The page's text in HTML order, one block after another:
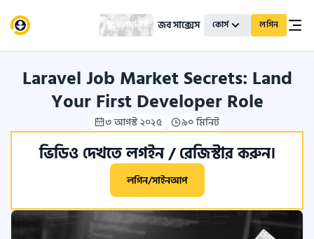
স্কলারশিপ জব সাক্সেস কোর্স লগিন
Laravel Job Market Secrets: Land
Your First Developer Role
৩ আগস্ট ২০২৫ ৯০ মিনিট
ভিডিও দেখতে লগইন / রেজিস্টার করুন।
লগিন/সাইনআপ